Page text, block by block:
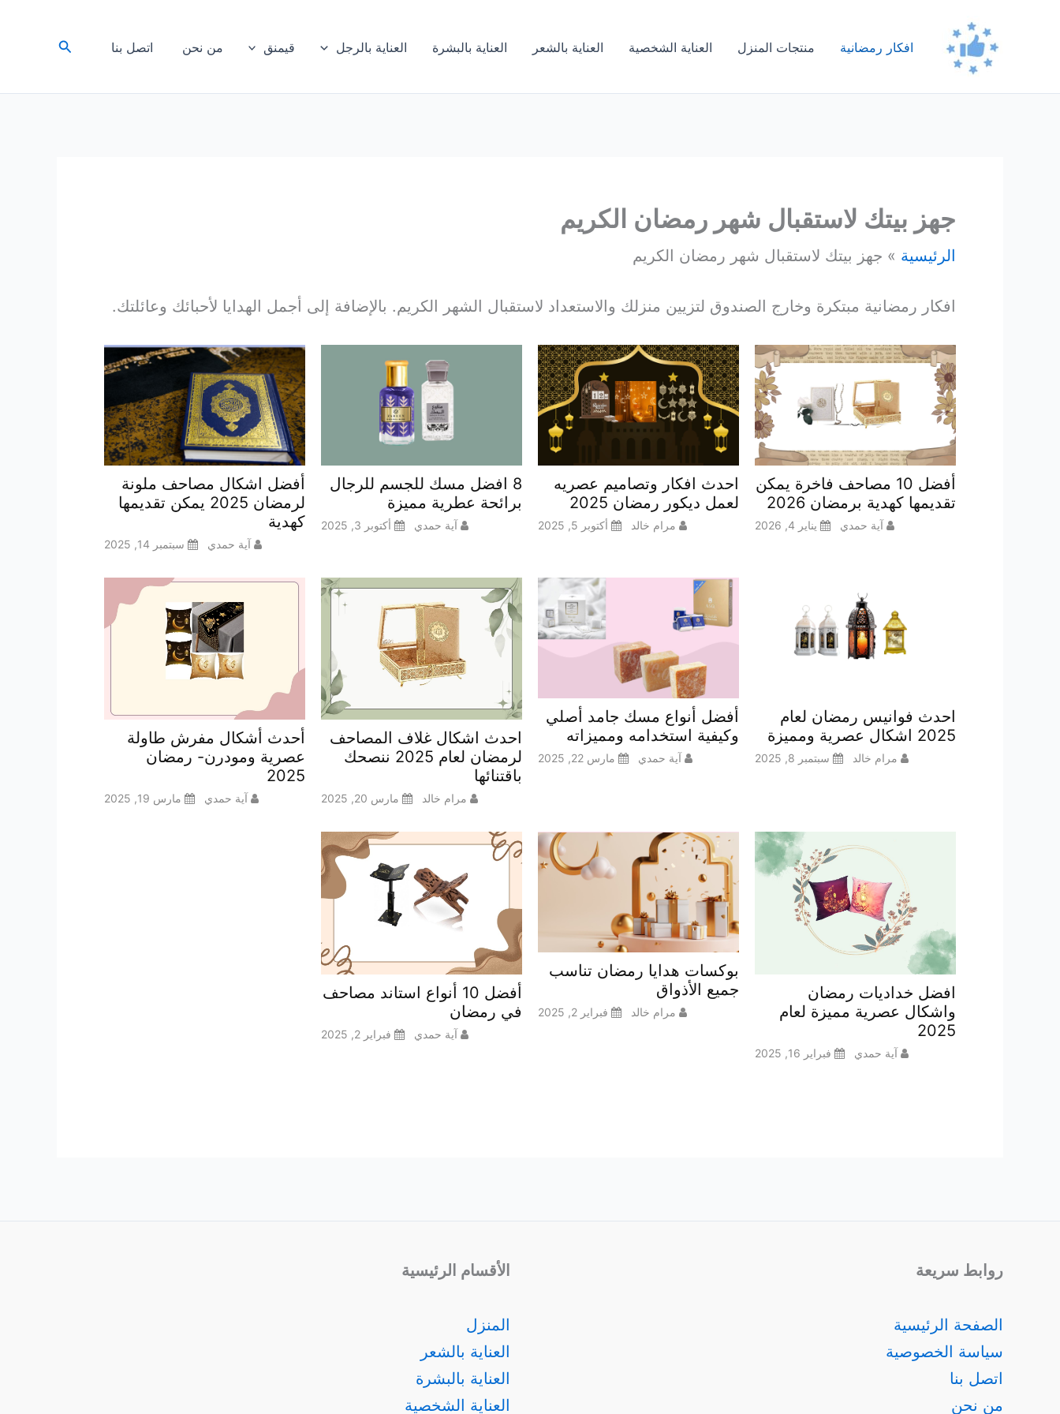
افكار رمضانية منتجات المنزل العناية الشخصية العناية بالشعر العناية بالبشرة العناية بالرجل قيمنق من نحن اتصل بنا البحث
جهز بيتك لاستقبال شهر رمضان الكريم
الرئيسية جهز بيتك لاستقبال شهر رمضان الكريم
افكار رمضانية مبتكرة وخارج الصندوق لتزيين منزلك والاستعداد لاستقبال الشهر الكريم. بالإضافة إلى أجمل الهدايا لأحبائك وعائلتك.
أفضل 10 مصاحف فاخرة يمكن
تقديمها كهدية برمضان 2026
آية حمدي يناير 4, 2026
احدث افكار وتصاميم عصريه
لعمل ديكور رمضان 2025
مرام خالد أكتوبر 5, 2025
8 افضل مسك للجسم للرجال
برائحة عطرية مميزة
آية حمدي أكتوبر 3, 2025
أفضل اشكال مصاحف ملونة
لرمضان 2025 يمكن تقديمها
كهدية
آية حمدي سبتمبر 14, 2025
احدث فوانيس رمضان لعام
2025 اشكال عصرية ومميزة
مرام خالد سبتمبر 8, 2025
أفضل أنواع مسك جامد أصلي
وكيفية استخدامه ومميزاته
آية حمدي مارس 22, 2025
احدث اشكال غلاف المصاحف
لرمضان لعام 2025 ننصحك
باقتنائها
مرام خالد مارس 20, 2025
أحدث أشكال مفرش طاولة
عصرية ومودرن- رمضان
2025
آية حمدي مارس 19, 2025
افضل خداديات رمضان
واشكال عصرية مميزة لعام
2025
آية حمدي فبراير 16, 2025
بوكسات هدايا رمضان تناسب
جميع الأذواق
مرام خالد فبراير 2, 2025
أفضل 10 أنواع استاند مصاحف
في رمضان
آية حمدي فبراير 2, 2025
روابط سريعة
الصفحة الرئيسية
سياسة الخصوصية
اتصل بنا
من نحن
الأقسام الرئيسية
المنزل
العناية بالشعر
العناية بالبشرة
العناية الشخصية